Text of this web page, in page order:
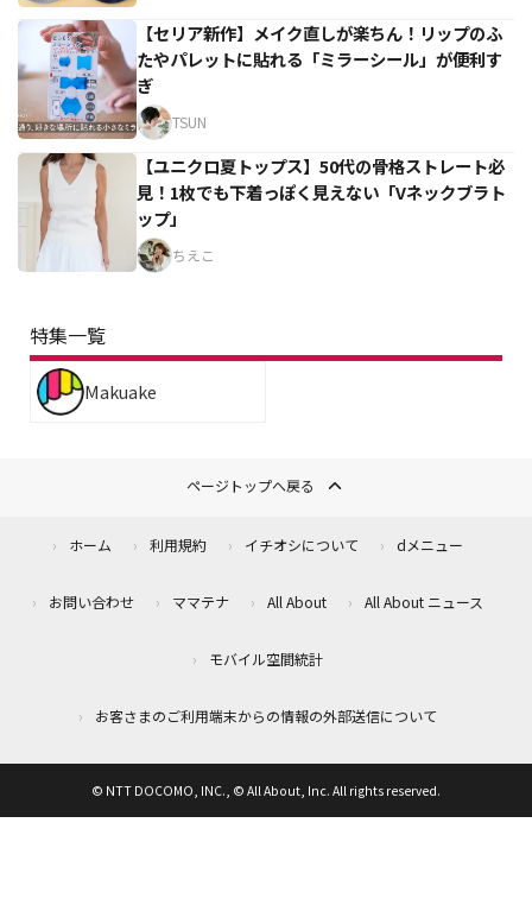
【セリア新作】メイク直しが楽ちん！リップのふ
たやパレットに貼れる「ミラーシール」が便利す
ぎ
TSUN
【ユニクロ夏トップス】50代の骨格ストレート必
見！1枚でも下着っぽく見えない「Vネックブラト
ップ」
ちえこ
特集一覧
Makuake
ページトップへ戻る
ホーム 利用規約 イチオシについて dメニュー
お問い合わせ ママテナ All About All About ニュース
モバイル空間統計
お客さまのご利用端末からの情報の外部送信について
© NTT DOCOMO, INC., © All About, Inc. All rights reserved.